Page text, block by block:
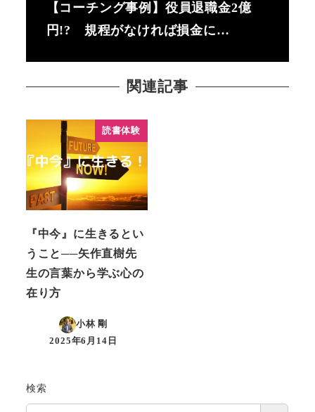
【コーチング事例】役員退職金2億
円!? 規程がなければ損金に…
関連記事
読書体験
『中今』に生きるとい
うこと──矢作直樹先
生の言葉から学ぶ心の
在り方
小林 剛
投稿日
2025年6月14日
検索